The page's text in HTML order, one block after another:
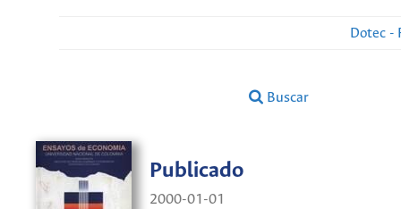
Dotec -
Buscar
Publicado
2000-01-01